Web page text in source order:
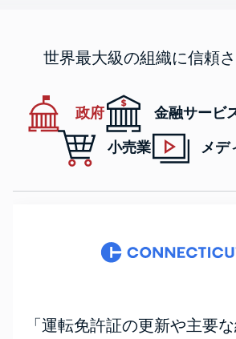
世界最大級の組織に信頼
政府 金融サービ
小売業
メデ
「運転免許証の更新や主要